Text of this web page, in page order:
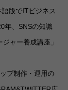
版でITビジネス
年、SNSの知識
ャー養成講座」
プ制作・運用の